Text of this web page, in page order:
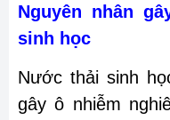
Nguyên nhân
sinh học
Nước thải sinh
gây ô nhiễm